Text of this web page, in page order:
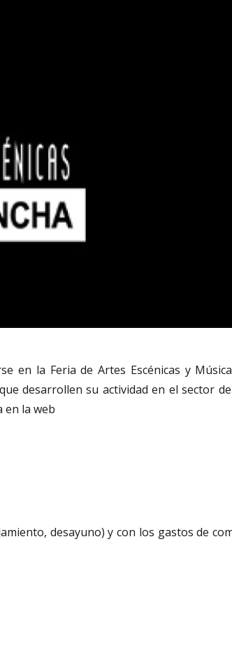
en la Feria de Artes Escénicas y
desarrollen su actividad en el sector
en la web
desayuno) y con los gastos de